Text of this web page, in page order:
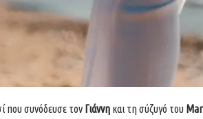
που συνόδευσε τον Γιάννη και τη σύζυγό του